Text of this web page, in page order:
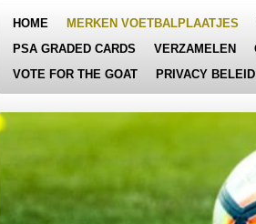
HOME MERKEN VOETBALPLAATJES
PSA GRADED CARDS
VERZAMELEN
VOTE FOR THE GOAT
PRIVACY BELEID